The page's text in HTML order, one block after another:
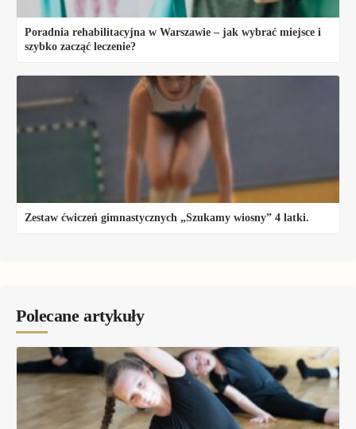
Poradnia rehabilitacyjna w Warszawie – jak wybrać miejsce i
szybko zacząć leczenie?
Zestaw ćwiczeń gimnastycznych „Szukamy wiosny” 4 latki.
Polecane artykuły